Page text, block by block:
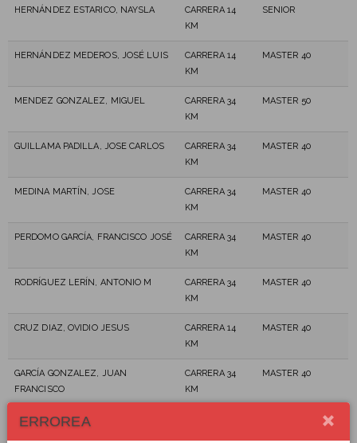
HERNÁNDEZ ESTARICO, NAYSLA
CARRERA 14
KM
SENIOR
HERNÁNDEZ MEDEROS, JOSÉ LUIS
CARRERA 14
KM
MASTER 40
MENDEZ GONZALEZ, MIGUEL
CARRERA 34
KM
MASTER 50
GUILLAMA PADILLA, JOSE CARLOS
CARRERA 34
KM
MASTER 40
MEDINA MARTÍN, JOSE
CARRERA 34
KM
MASTER 40
PERDOMO GARCÍA, FRANCISCO JOSÉ
CARRERA 34
KM
MASTER 40
RODRÍGUEZ LERÍN, ANTONIO M
CARRERA 34
KM
MASTER 40
CRUZ DIAZ, OVIDIO JESUS
CARRERA 14
KM
MASTER 40
GARCÍA GONZALEZ, JUAN
FRANCISCO
CARRERA 34
KM
MASTER 40
DÍAZ HERNÁNDEZ, ROSMÉN
ERROREA